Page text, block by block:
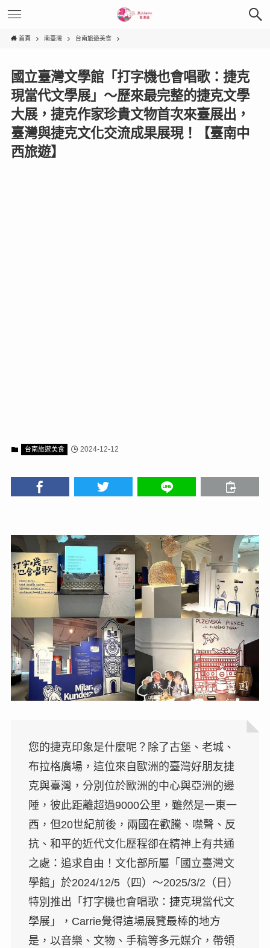
首頁 南臺灣 台南旅遊美食
國立臺灣文學館「打字機也會唱歌：捷克
現當代文學展」〜歷來最完整的捷克文學
大展，捷克作家珍貴文物首次來臺展出，
臺灣與捷克文化交流成果展現！【臺南中
西旅遊】
台南旅遊美食 2024-12-12
您的捷克印象是什麼呢？除了古堡、老城、
布拉格廣場，這位來自歐洲的臺灣好朋友捷
克與臺灣，分別位於歐洲的中心與亞洲的邊
陲，彼此距離超過9000公里，雖然是一東一
西，但20世紀前後，兩國在歡騰、噤聲、反
抗、和平的近代文化歷程卻在精神上有共通
之處：追求自由！文化部所屬「國立臺灣文
學館」於2024/12/5（四）～2025/3/2（日）
特別推出「打字機也會唱歌：捷克現當代文
學展」，Carrie覺得這場展覽最棒的地方
是，以音樂、文物、手稿等多元媒介，帶領